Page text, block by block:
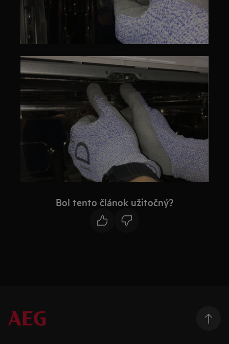
Bol tento článok užitočný?